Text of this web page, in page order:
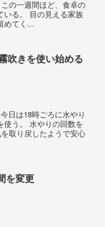
の一週間ほど、食卓の
いる。 目の見える家族
めてく...
吹きを使い始める
日は18時ごろに水やり
使う。 水やりの回数を
取り戻したようで安心
を変更